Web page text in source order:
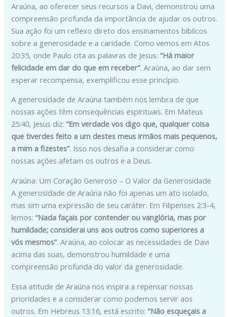
Araúna, ao oferecer seus recursos a Davi, demonstrou uma
compreensão profunda da importância de ajudar os outros.
Sua ação foi um reflexo direto dos ensinamentos bíblicos
sobre a generosidade e a caridade. Como vemos em Atos
20:35, onde Paulo cita as palavras de Jesus:“Há maior
felicidade em dar do que em receber”. Araúna, ao dar sem
esperar recompensa, exemplificou esse princípio.
A generosidade de Araúna também nos lembra de que
nossas ações têm consequências espirituais. Em Mateus
25:40, Jesus diz:“Em verdade vos digo que, qualquer coisa
que tiverdes feito a um destes meus irmãos mais pequenos,
a mim a fizestes”. Isso nos desafia a considerar como
nossas ações afetam os outros e a Deus.
Araúna: Um Coração Generoso – O Valor da Generosidade
A generosidade de Araúna não foi apenas um ato isolado,
mas sim uma expressão de seu caráter. Em Filipenses 2:3-4,
lemos:“Nada façais por contender ou vanglória, mas por
humildade; considerai uns aos outros como superiores a
vós mesmos”. Araúna, ao colocar as necessidades de Davi
acima das suas, demonstrou humildade e uma
compreensão profunda do valor da generosidade.
Essa atitude de Araúna nos inspira a repensar nossas
prioridades e a considerar como podemos servir aos
outros. Em Hebreus 13:16, está escrito:“Não esqueçais a